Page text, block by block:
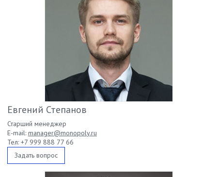
Евгений Степанов
Старший менеджер
E-mail: manager@monopoly.ru
Тел: +7 999 888 77 66
Задать вопрос